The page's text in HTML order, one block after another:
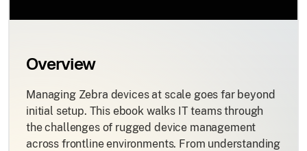
Overview
Managing Zebra devices at scale goes far beyond
initial setup. This ebook walks IT teams through
the challenges of rugged device management
across frontline environments. From understanding